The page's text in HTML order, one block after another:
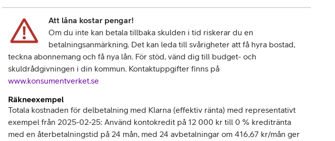
Att låna kostar pengar!
Om du inte kan betala tillbaka skulden i tid riskerar du en
betalningsanmärkning. Det kan leda till svårigheter att få hyra bostad,
teckna abonnemang och få nya lån. För stöd, vänd dig till budget- och
skuldrådgivningen i din kommun. Kontaktuppgifter finns på
www.konsumentverket.se
Räkneexempel
Totala kostnaden för delbetalning med Klarna (effektiv ränta) med representativt
exempel från 2025-02-25: Använd kontokredit på 12 000 kr till 0 % kreditränta
med en återbetalningstid på 24 mån, med 24 avbetalningar om 416,67 kr/mån ger